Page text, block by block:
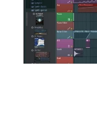
Cubase的主要优点在于
符的操作空间很大。这也